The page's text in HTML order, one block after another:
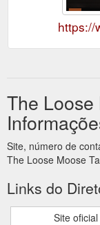
https://
The Loose
Site, número de
The Loose Moose
Links do
Site oficial